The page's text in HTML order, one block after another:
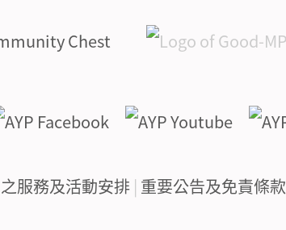
服務及活動安排 | 重要公告及免責條款